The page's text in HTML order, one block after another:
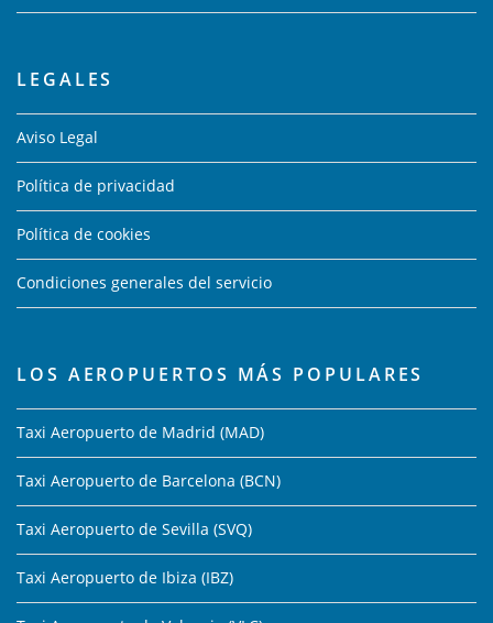
LEGALES
Aviso Legal
Política de privacidad
Política de cookies
Condiciones generales del servicio
LOS AEROPUERTOS MÁS POPULARES
Taxi Aeropuerto de Madrid (MAD)
Taxi Aeropuerto de Barcelona (BCN)
Taxi Aeropuerto de Sevilla (SVQ)
Taxi Aeropuerto de Ibiza (IBZ)